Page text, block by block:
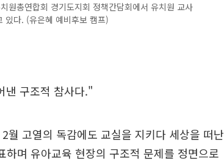
총연합회 경기도지회 정책간담회에서 유치원 교사
있다. (유은혜 예비후보 캠프)
낸 구조적 참사다."
월 고열의 독감에도 교실을 지키다 세상을 떠난
며 유아교육 현장의 구조적 문제를 정면으로